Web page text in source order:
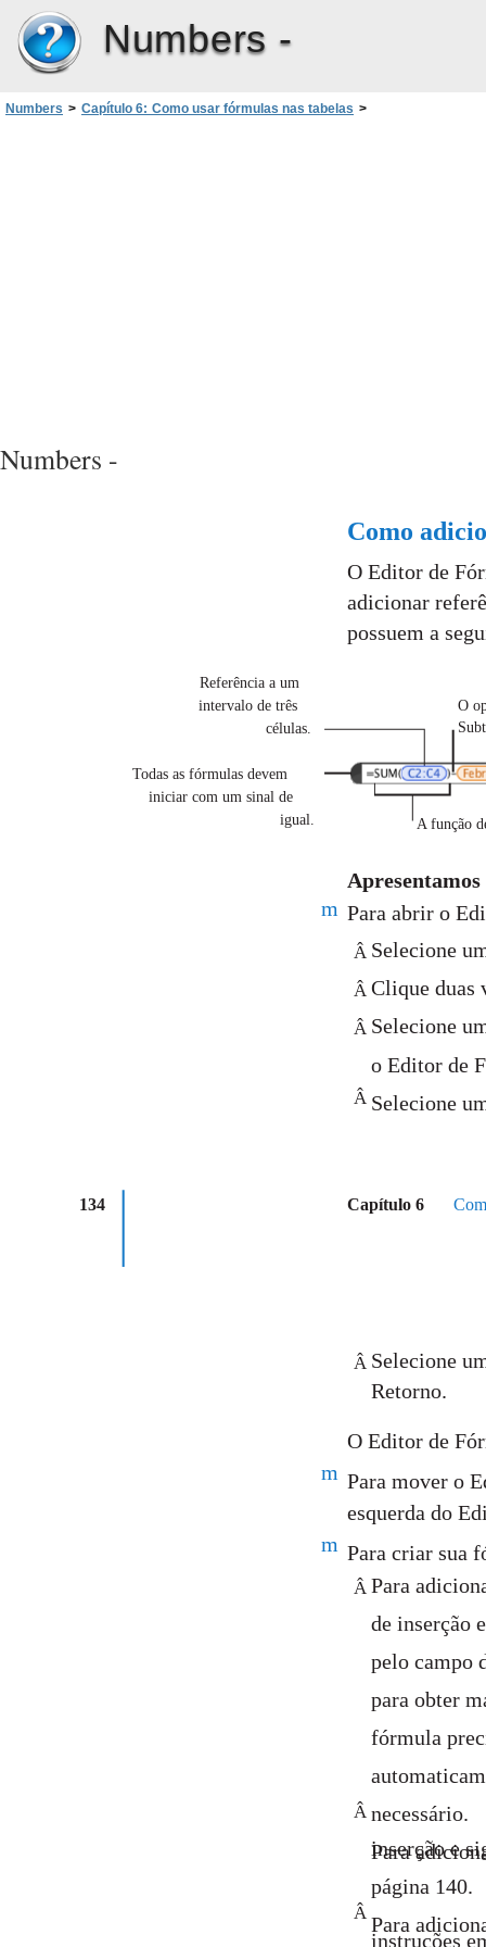
Numbers -
Numbers > Capítulo 6: Como usar fórmulas nas tabelas >
Numbers -
Como
O Editor de
adicionar
possuem a
Todas as fórmulas devem
iniciar com um sinal de
igual.
A função
Referência a um
intervalo de três
células.
O
Para abrir o
m
Selecione
Â
Clique duas
Â
Selecione
Â
o Editor de
Selecione
Â
134 Capítulo 6
Selecione
Â
Retorno.
O Editor de
Para mover o
m
esquerda do
Para criar sua
m
Para
Â
de inserção
pelo campo
para obter
fórmula
necessário.
Para
Â
inserção e
página 140.
Para
Â
instruções